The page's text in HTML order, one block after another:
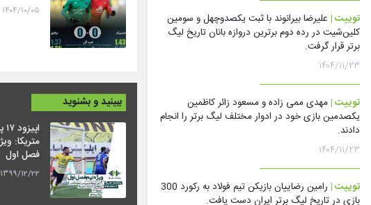
۱۴۰۴/۱۰/۰۵
ببینید و بشنوید
متریکا:
فصل اول
۱۳۹۹/۱۲/۲۲
توییت | علیرضا بیرانوند با ثبت یکصدوچهل و سومین
کلین‌شیت در رده دوم برترین دروازه بانان تاریخ لیگ
برتر قرار گرفت.
۱۴۰۴/۱۱/۲۳
توییت |مهدی ممی زاده و مسعود زائر کاظمین
یکصدمین بازی خود در ادوار مختلف لیگ برتر را انجام
دادند.
۱۴۰۴/۱۱/۲۳
توییت |
رامین رضاییان بازیکن تیم فولاد به رکورد 300
بازی در تاریخ لیگ برتر ایران دست یافت.